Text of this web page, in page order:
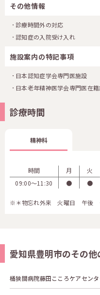
その他情報
診療時間外の対応
認知症の入院受け入れ
施設案内の特記事項
日本認知症学会専門医施設
日本老年精神医学会専門医在
診療時間
精神科
時間 月 火
09:00〜11:30
● ●
※＊物忘れ外来 火曜日 午後
愛知県豊明市のその他
桶狭間病院藤田こころケアセン